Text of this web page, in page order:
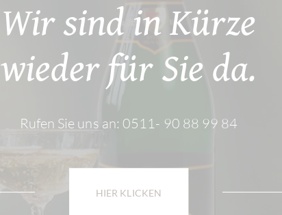
Wir sind in Kürze
wieder für Sie da.
Rufen Sie uns an: 0511- 90 88 99 84
HIER KLICKEN